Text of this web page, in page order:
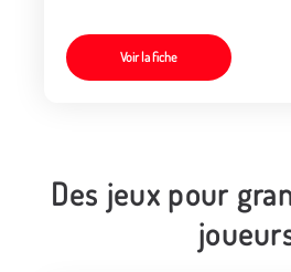
Voir la fiche
Des jeux pour